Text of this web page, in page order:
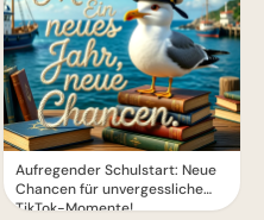
Aufregender Schulstart: Neue
Chancen für unvergessliche
TikTok-Momente!